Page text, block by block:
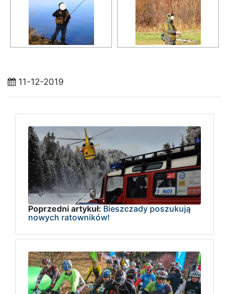
11-12-2019
Poprzedni artykuł: Bieszczady poszukują
nowych ratowników!